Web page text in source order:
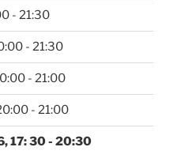
- 21:30
- 21:30
- 21:00
- 21:00
17: 30 - 20:30